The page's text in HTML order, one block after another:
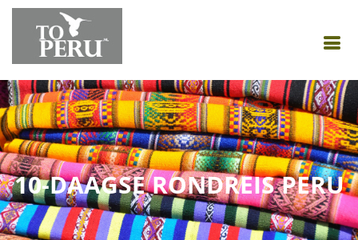
10-DAAGSE RONDREIS PERU